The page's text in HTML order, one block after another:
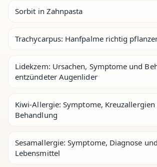
Sorbit in Zahnpasta
Trachycarpus: Hanfpalme richtig
Lidekzem: Ursachen, Symptome und
entzündeter Augenlider
Kiwi-Allergie: Symptome, Kreuzallergien
Behandlung
Sesamallergie: Symptome, Diagnose
Lebensmittel